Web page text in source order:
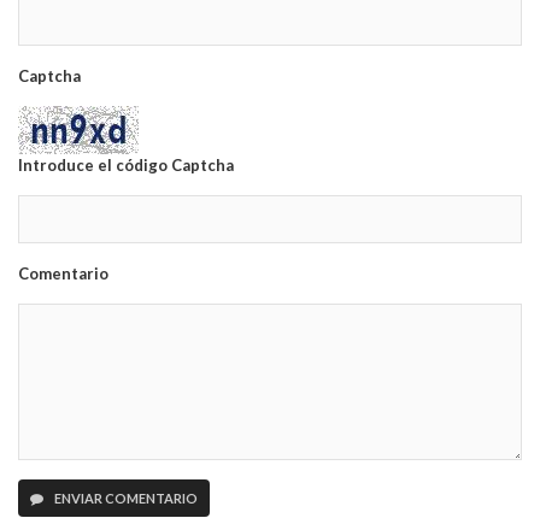
Captcha
Introduce el código Captcha
Comentario
ENVIAR COMENTARIO